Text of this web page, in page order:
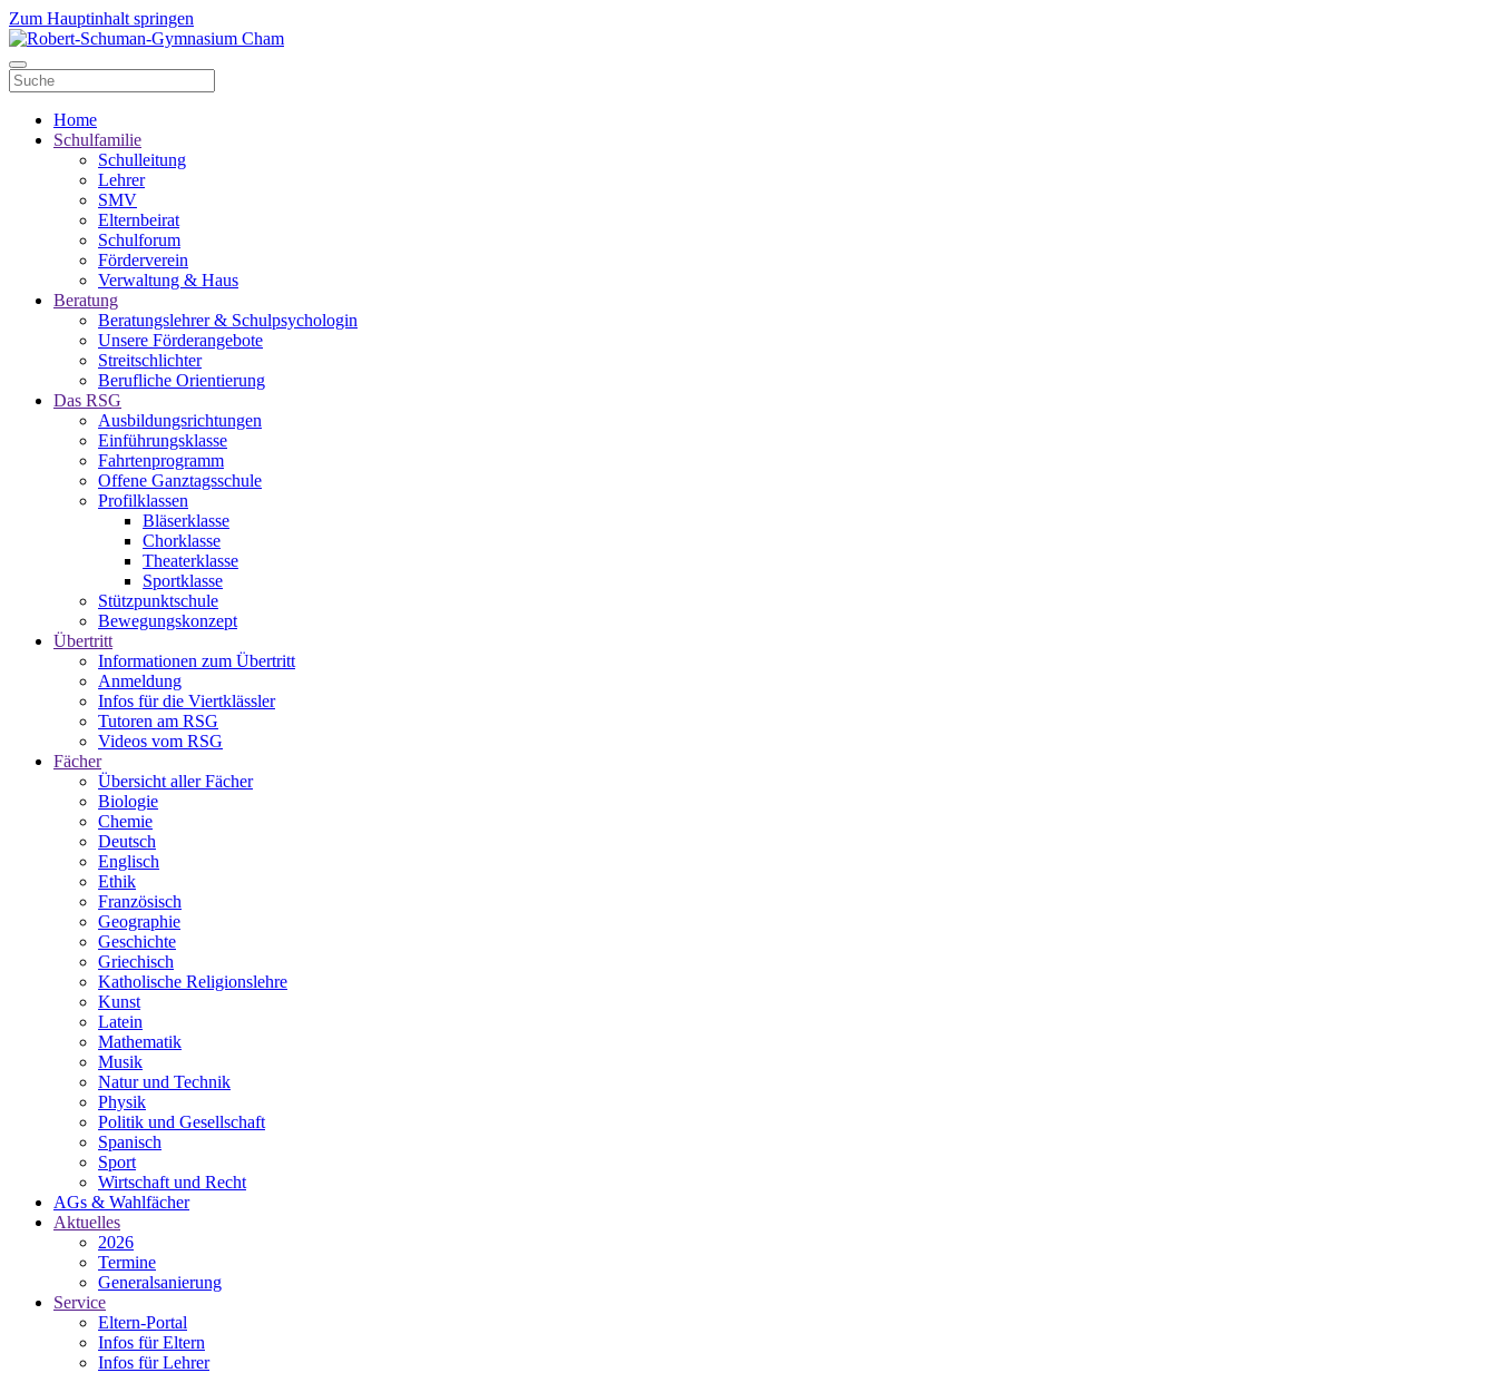
Zum Hauptinhalt springen
Home
Schulfamilie
Schulleitung
Lehrer
SMV
Elternbeirat
Schulforum
Förderverein
Verwaltung & Haus
Beratung
Beratungslehrer & Schulpsychologin
Unsere Förderangebote
Streitschlichter
Berufliche Orientierung
Das RSG
Ausbildungsrichtungen
Einführungsklasse
Fahrtenprogramm
Offene Ganztagsschule
Profilklassen
Bläserklasse
Chorklasse
Theaterklasse
Sportklasse
Stützpunktschule
Bewegungskonzept
Übertritt
Informationen zum Übertritt
Anmeldung
Infos für die Viertklässler
Tutoren am RSG
Videos vom RSG
Fächer
Übersicht aller Fächer
Biologie
Chemie
Deutsch
Englisch
Ethik
Französisch
Geographie
Geschichte
Griechisch
Katholische Religionslehre
Kunst
Latein
Mathematik
Musik
Natur und Technik
Physik
Politik und Gesellschaft
Spanisch
Sport
Wirtschaft und Recht
AGs & Wahlfächer
Aktuelles
2026
Termine
Generalsanierung
Service
Eltern-Portal
Infos für Eltern
Infos für Lehrer